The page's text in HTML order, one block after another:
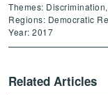
Themes:
Regions: Democratic
Year: 2017
Related Articles